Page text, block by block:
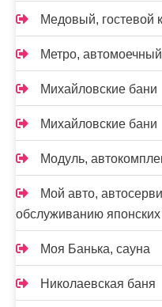
Медовый, гостевой
Метро,
Михайловские бани
Михайловские бани
Модуль,
Мой авто,
обслуживанию
Моя Банька, сауна
Николаевская баня